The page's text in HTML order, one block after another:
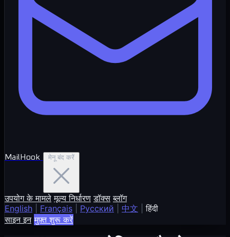
MailHook मेनू बंद करें
उपयोग के मामले मूल्य निर्धारण डॉक्स ब्लॉग
English
Français Русский 中文
हिंदी
साइन इन मुफ़्त शुरू करें